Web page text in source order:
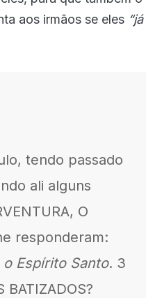
aos irmãos se eles “já
tendo passado
ali alguns
O
responderam:
Espírito Santo. 3